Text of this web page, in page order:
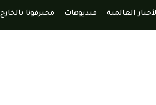
العالمية فيديوهات محترفونا بالخارج